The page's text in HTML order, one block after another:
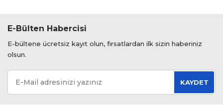
E-Bülten Habercisi
E-bültene ücretsiz kayıt olun, fırsatlardan ilk sizin haberiniz
olsun.
KAYDET